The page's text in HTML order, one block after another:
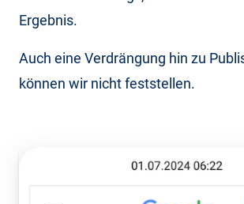
Ergebnis.
Auch eine Verdrängung hin zu
können wir nicht feststellen.